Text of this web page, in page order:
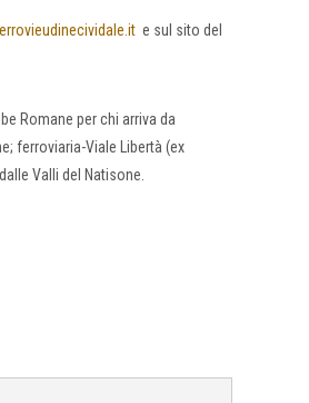
e sul sito del
Romane per chi arriva da
ferroviaria-Viale Libertà (ex
Valli del Natisone.